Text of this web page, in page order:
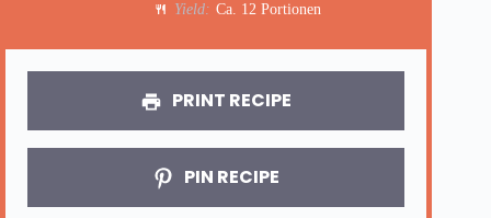
Yield: Ca. 12 Portionen
PRINT RECIPE
PIN RECIPE